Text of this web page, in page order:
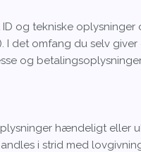
og tekniske
I det omfang du selv
og
hændeligt eller
i strid med